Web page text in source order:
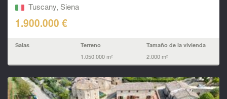
Tuscany, Siena
1.900.000 €
Salas Terreno
1.050.000 m²
Tamaño de la vivienda
2.000 m²